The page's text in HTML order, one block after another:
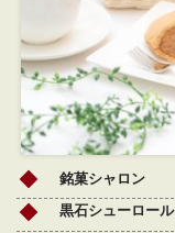
銘菓シャロン
黒石シューロール